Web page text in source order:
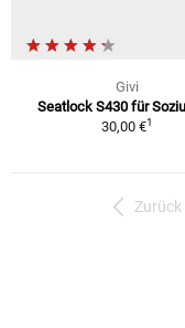
Givi
Seatlock S430 für
30,00 €1
Zurück